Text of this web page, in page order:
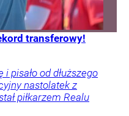
transferowy!
i pisało od dłuższego
nastolatek z
piłkarzem Realu